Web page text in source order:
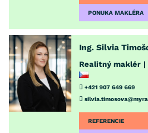
PONUKA MAKLÉRA
Ing. Silvia
Realitný maklér
+421 907 649 669
REFERENCIE